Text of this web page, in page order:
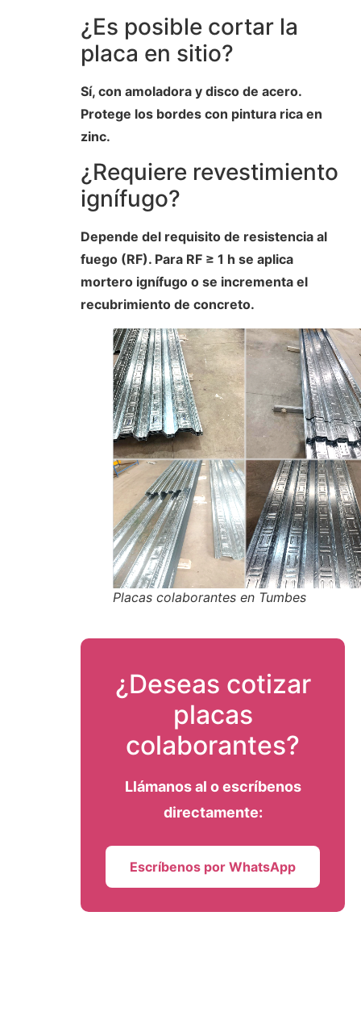
¿Es posible cortar la
placa en sitio?
Sí, con amoladora y disco de acero.
Protege los bordes con pintura rica en
zinc.
¿Requiere revestimiento
ignífugo?
Depende del requisito de resistencia al
fuego (RF). Para RF ≥ 1 h se aplica
mortero ignífugo o se incrementa el
recubrimiento de concreto.
Placas colaborantes en Tumbes
¿Deseas cotizar
placas
colaborantes?
Llámanos al o escríbenos
directamente:
Escríbenos por WhatsApp